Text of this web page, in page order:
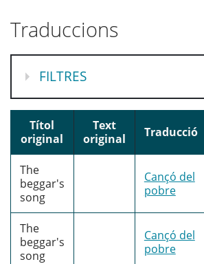
Traduccions
MOSTRA
FILTRES
Títol
original
Text
original
Traducció
The
beggar's
song
Cançó del
pobre
The
beggar's
song
Cançó del
pobre